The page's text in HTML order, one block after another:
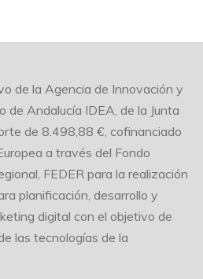
de la Agencia de Innovación y
de Andalucía IDEA, de la Junta
de 8.498,88 €, cofinanciado
a través del Fondo
FEDER para la realización
planificación, desarrollo y
digital con el objetivo de
las tecnologías de la